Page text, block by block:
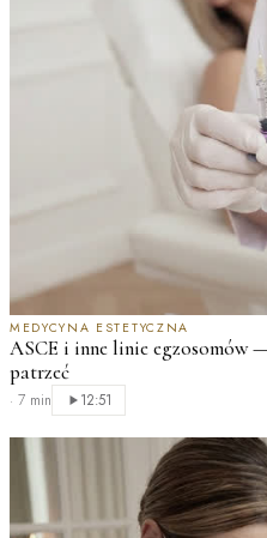
MEDYCYNA ESTETYCZNA
ASCE i inne linie egzosomów
patrzeć
· 7 min 12:51